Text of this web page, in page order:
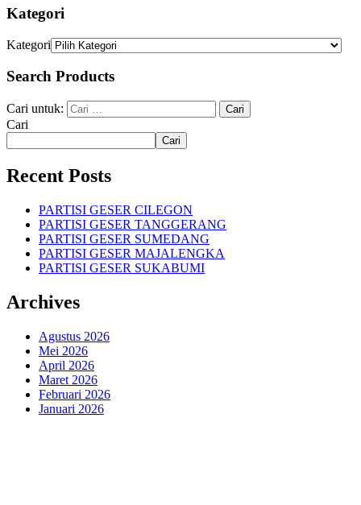
Kategori
Kategori
Search Products
Cari untuk:
Cari
Cari
Recent Posts
PARTISI GESER CILEGON
PARTISI GESER TANGGERANG
PARTISI GESER SUMEDANG
PARTISI GESER MAJALENGKA
PARTISI GESER SUKABUMI
Archives
Agustus 2026
Mei 2026
April 2026
Maret 2026
Februari 2026
Januari 2026